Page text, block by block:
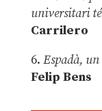
universitari té
Carrilero
6. Espadà,
Felip Bens